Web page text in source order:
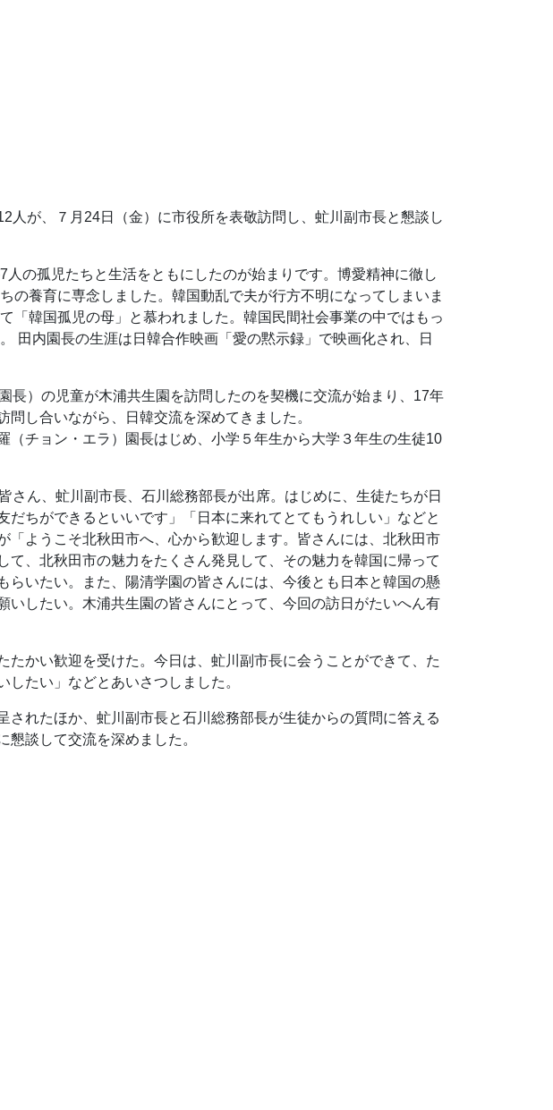
が、７月24日（金）に市役所を表敬訪問し、虻川副市長と懇談し
の孤児たちと生活をともにしたのが始まりです。博愛精神に徹し
の養育に専念しました。韓国動乱で夫が行方不明になってしまいま
「韓国孤児の母」と慕われました。韓国民間社会事業の中ではもっ
田内園長の生涯は日韓合作映画「愛の黙示録」で映画化され、日
）の児童が木浦共生園を訪問したのを契機に交流が始まり、17年
し合いながら、日韓交流を深めてきました。
チョン・エラ）園長はじめ、小学５年生から大学３年生の生徒10
ん、虻川副市長、石川総務部長が出席。はじめに、生徒たちが日
ちができるといいです」「日本に来れてとてもうれしい」などと
ようこそ北秋田市へ、心から歓迎します。皆さんには、北秋田市
、北秋田市の魅力をたくさん発見して、その魅力を韓国に帰って
いたい。また、陽清学園の皆さんには、今後とも日本と韓国の懸
したい。木浦共生園の皆さんにとって、今回の訪日がたいへん有
かい歓迎を受けた。今日は、虻川副市長に会うことができて、た
たい」などとあいさつしました。
れたほか、虻川副市長と石川総務部長が生徒からの質問に答える
談して交流を深めました。